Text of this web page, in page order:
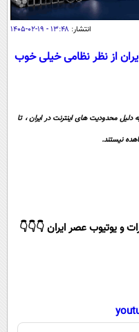
انتشار: ۱۳:۴۸ - ۱۹-۰۲-۱۴۰۵
از نظر نظامی خیلی خوب
محدودیت های اینترنت در ایران ، تا
نیستند.
و یوتیوب عصر ایران 👇👇👇